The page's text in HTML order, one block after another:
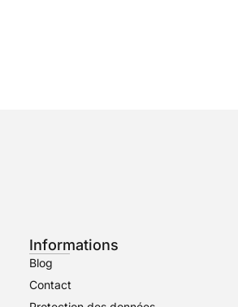
Informations
Blog
Contact